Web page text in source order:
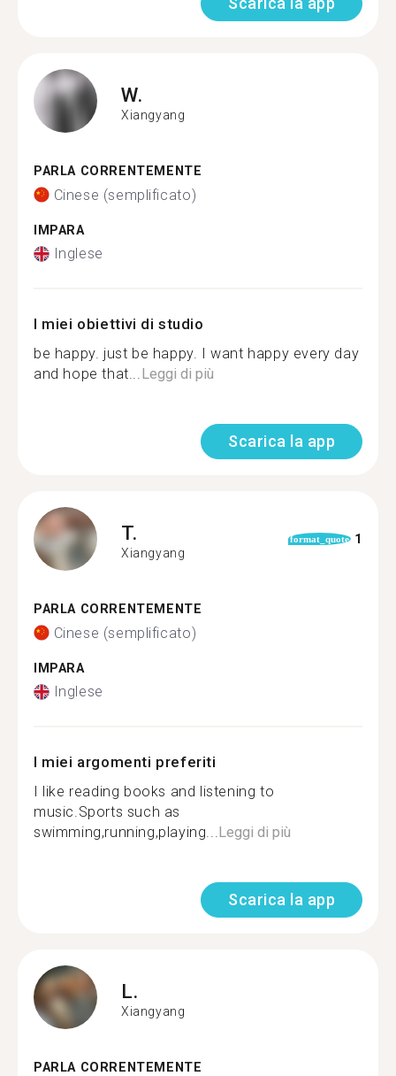
W.
Xiangyang
PARLA CORRENTEMENTE
Cinese (semplificato)
IMPARA
Inglese
I miei obiettivi di studio
be happy. just be happy. I want happy every day
and hope that...Leggi di più
Scarica la app
T.
Xiangyang
format_quote 1
PARLA CORRENTEMENTE
Cinese (semplificato)
IMPARA
Inglese
I miei argomenti preferiti
I like reading books and listening to
music.Sports such as
swimming,running,playing...Leggi di più
Scarica la app
L.
Xiangyang
PARLA CORRENTEMENTE